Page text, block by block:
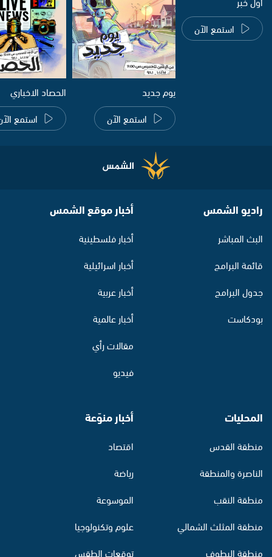
استمع الآن
يوم جديد
استمع الآن
الحصاد الاخباري
استمع
راديو الشمس
البث المباشر
قائمة البرامج
جدول البرامج
بودكاست
أخبار موقع الشمس
أخبار فلسطينية
أخبار اسرائيلية
أخبار عربية
أخبار عالمية
مقالات رأي
فيديو
المحليات
منطقة القدس
الناصرة والمنطقة
منطقة النقب
منطقة المثلث الشمالي
منطقة البطوف
أخبار منوّعة
اقتصاد
رياضة
الموسوعة
علوم وتكنولوجيا
توقعات الطقس